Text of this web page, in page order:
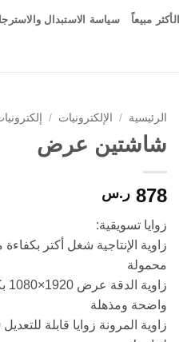
الأكثر مبيعاً سياسة الاستبدال
الرئيسية / الإلكترونيات /
شاشتين عرض
878 ر.س
زوايا تسويقية:
زاوية الإنتاجية شغل أكتر
محمولة
واضحة ومذهلة